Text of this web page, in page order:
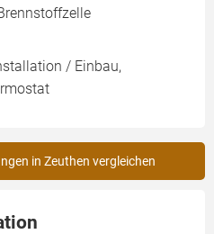
/ Einbau,
in Zeuthen vergleichen